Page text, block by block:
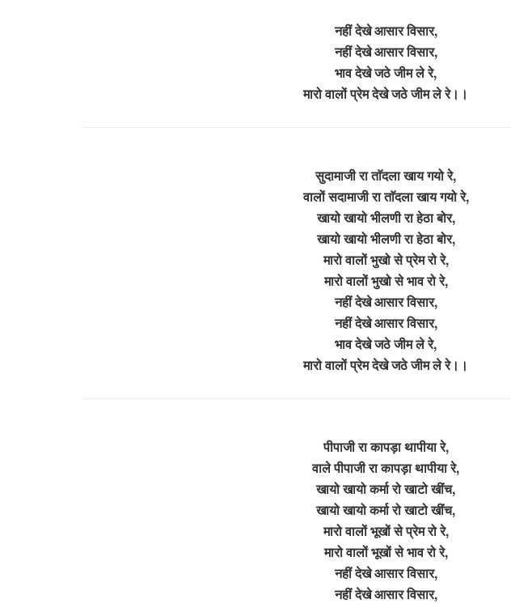
नहीं देखे आसार विसार,
नहीं देखे आसार विसार,
भाव देखे जठे जीम ले रे,
मारो वालों प्रेम देखे जठे जीम ले रे।।
सुदामाजी रा ताॅदला खाय गयो रे,
वालों सदामाजी रा ताॅदला खाय गयो रे,
खायो खायो भीलणी रा हेठा बोर,
खायो खायो भीलणी रा हेठा बोर,
मारो वालों भुखो से प्रेम रो रे,
मारो वालों भुखो से भाव रो रे,
नहीं देखे आसार विसार,
नहीं देखे आसार विसार,
भाव देखे जठे जीम ले रे,
मारो वालों प्रेम देखे जठे जीम ले रे।।
पीपाजी रा कापड़ा थापीया रे,
वाले पीपाजी रा कापड़ा थापीया रे,
खायो खायो कर्मा रो खाटो खींच,
खायो खायो कर्मा रो खाटो खींच,
मारो वालों भूखों से प्रेम रो रे,
मारो वालों भूखों से भाव रो रे,
नहीं देखे आसार विसार,
नहीं देखे आसार विसार,